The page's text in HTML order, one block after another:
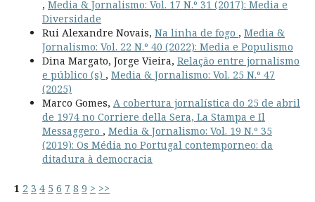
, Media & Jornalismo: Vol. 17 N.º 31 (2017): Media e
Diversidade
Rui Alexandre Novais, Na linha de fogo , Media &
Jornalismo: Vol. 22 N.º 40 (2022): Media e Populismo
Dina Margato, Jorge Vieira, Relação entre jornalismo
e público (s) , Media & Jornalismo: Vol. 25 N.º 47
(2025)
Marco Gomes, A cobertura jornalística do 25 de abril
de 1974 no Corriere della Sera, La Stampa e Il
Messaggero , Media & Jornalismo: Vol. 19 N.º 35
(2019): Os Média no Portugal contemporneo: da
ditadura à democracia
1 2 3 4 5 6 7 8 9 > >>